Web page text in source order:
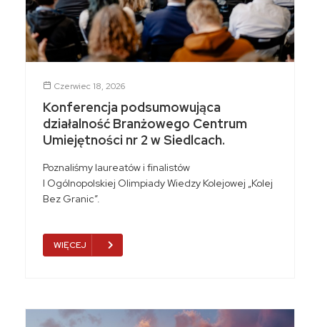
Czerwiec 18, 2026
Konferencja podsumowująca
działalność Branżowego Centrum
Umiejętności nr 2 w Siedlcach.
Poznaliśmy laureatów i finalistów
I Ogólnopolskiej Olimpiady Wiedzy Kolejowej „Kolej
Bez Granic”.
WIĘCEJ